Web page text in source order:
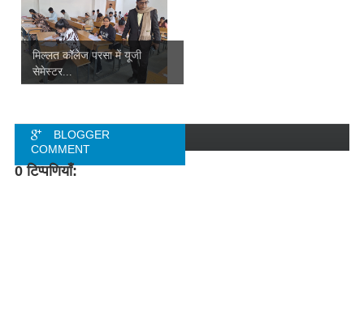
मिल्लत कॉलेज परसा में यूजी
सेमेस्टर...
BLOGGER
COMMENT
0 टिप्पणियाँ: